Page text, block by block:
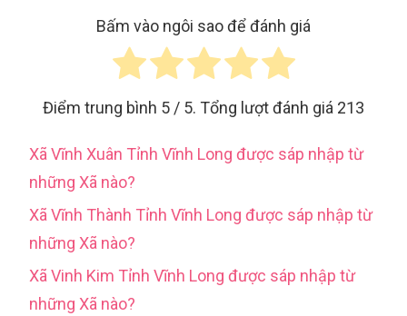
Bấm vào ngôi sao để đánh giá
Điểm trung bình 5 / 5. Tổng lượt đánh giá 213
Xã Vĩnh Xuân Tỉnh Vĩnh Long được sáp nhập từ
những Xã nào?
Xã Vĩnh Thành Tỉnh Vĩnh Long được sáp nhập từ
những Xã nào?
Xã Vinh Kim Tỉnh Vĩnh Long được sáp nhập từ
những Xã nào?